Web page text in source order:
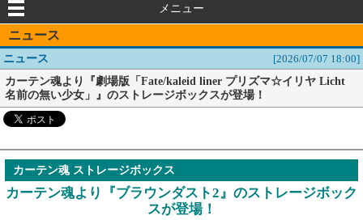
メニュー
ニュース
ニュース
[2026/07/07 18:00]
カーテン魂より『劇場版「Fate/kaleid liner プリズマ☆イリヤ Licht
名前の無い少女」』のストレージボックスが登場！
カーテン魂 ストレージボックス
カーテン魂より『ブラウンダスト2』のストレージボック
スが登場！